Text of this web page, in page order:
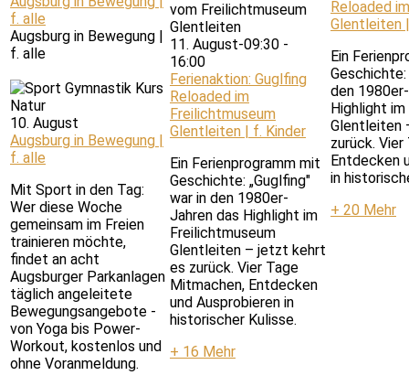
f. alle
Augsburg in Bewegung |
f. alle
10. August
Augsburg in Bewegung |
f. alle
Mit Sport in den Tag:
Wer diese Woche
gemeinsam im Freien
trainieren möchte,
findet an acht
Augsburger Parkanlagen
täglich angeleitete
Bewegungsangebote -
von Yoga bis Power-
Workout, kostenlos und
ohne Voranmeldung.
11. August-09:30 -
16:00
Ferienaktion: Guglfing
Reloaded im
Freilichtmuseum
Glentleiten | f. Kinder
Ein Ferienprogramm mit
Geschichte: „Guglfing"
war in den 1980er-
Jahren das Highlight im
Freilichtmuseum
Glentleiten – jetzt kehrt
es zurück. Vier Tage
Mitmachen, Entdecken
und Ausprobieren in
historischer Kulisse.
+ 16 Mehr
Reloaded
Glentleiten
Ein
Geschichte:
den
Highlight
Glentleiten
zurück.
Entdecken
in
+ 20 Mehr